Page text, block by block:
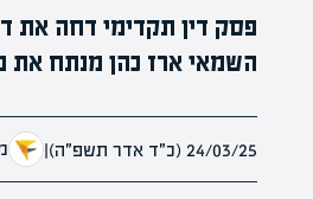
פסק דין תקדימי דחה את
השמאי ארז כהן מנתח את
24/03/25 (כ״ד אדר תשפ״ה) |